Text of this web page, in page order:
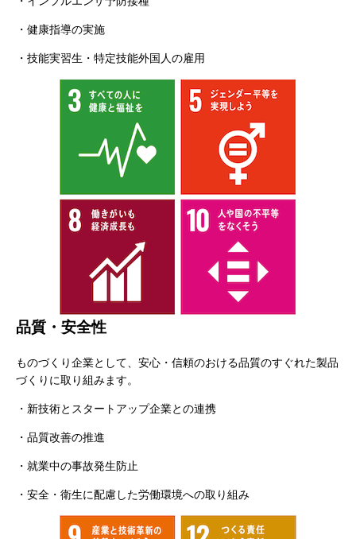
・健康指導の実施
・技能実習生・特定技能外国人の雇用
品質・安全性
ものづくり企業として、安心・信頼のおける品質のすぐれた製品
づくりに取り組みます。
・新技術とスタートアップ企業との連携
・品質改善の推進
・就業中の事故発生防止
・安全・衛生に配慮した労働環境への取り組み